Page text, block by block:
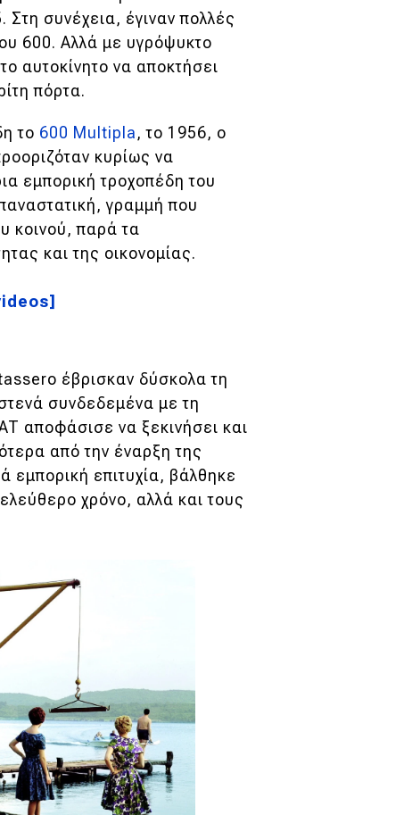
συνέχεια, έγιναν πολλές
600. Αλλά με υγρόψυκτο
αυτοκίνητο να αποκτήσει
πόρτα.
το 600 Multipla, το 1956, ο
κυρίως να
εμπορική τροχοπέδη του
γραμμή που
κοινού, παρά τα
και της οικονομίας.
έβρισκαν δύσκολα τη
συνδεδεμένα με τη
αποφάσισε να ξεκινήσει και
από την έναρξη της
εμπορική επιτυχία, βάλθηκε
χρόνο, αλλά και τους